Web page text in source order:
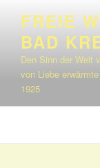
springen
FREIE
BAD
Den Sinn der Welt
von Liebe
1925